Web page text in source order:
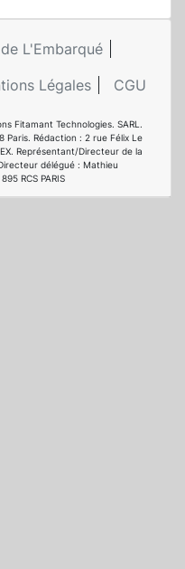
L'Embarqué
Légales CGU
Fitamant Technologies. SARL.
Paris. Rédaction : 2 rue Félix Le
Représentant/Directeur de la
délégué : Mathieu
RCS PARIS